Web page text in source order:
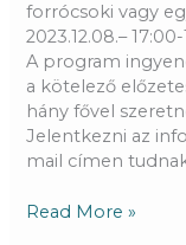
forrócsoki vagy
2023.12.08.–
A program
a kötelező
hány fővel
Jelentkezni az
mail címen
Read More »